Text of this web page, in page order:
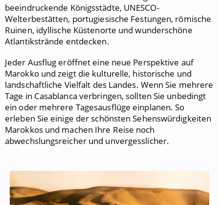
beeindruckende Königsstädte, UNESCO-
Welterbestätten, portugiesische Festungen, römische
Ruinen, idyllische Küstenorte und wunderschöne
Atlantikstrände entdecken.
Jeder Ausflug eröffnet eine neue Perspektive auf
Marokko und zeigt die kulturelle, historische und
landschaftliche Vielfalt des Landes. Wenn Sie mehrere
Tage in Casablanca verbringen, sollten Sie unbedingt
ein oder mehrere Tagesausflüge einplanen. So
erleben Sie einige der schönsten Sehenswürdigkeiten
Marokkos und machen Ihre Reise noch
abwechslungsreicher und unvergesslicher.